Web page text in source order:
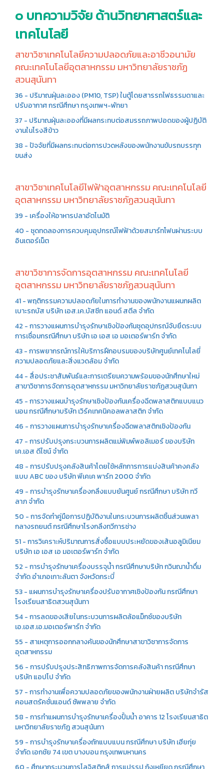
๐ บทความวิจัย ด้านวิทยาศาสตร์และ
เทคโนโลยี
สาขาวิชาเทคโนโลยีความปลอดภัยและอาชีวอนามัย
คณะเทคโนโลยีอุตสาหกรรม มหาวิทยาลัยราชภัฏ
สวนสุนันทา
36 - ปริมาณฝุ่นละออง (PM10, TSP) ในตู้โดยสารรถไฟธรรมดาและ
ปรับอากาศ กรณีศึกษา กรุงเทพฯ-พัทยา
37 - ปริมาณฝุ่นละอองที่มีผลกระทบต่อสมรรถภาพปอดของผู้ปฏิบัติ
งานในโรงสีข้าว
38 - ปัจจัยที่มีผลกระทบต่อการปวดหลังของพนักงานขับรถบรรทุก
ขนส่ง
สาขาวิชาเทคโนโลยีไฟฟ้าอุตสาหกรรม คณะเทคโนโลยี
อุตสาหกรรม มหาวิทยาลัยราชภัฏสวนสุนันทา
39 - เครื่องให้อาหารปลาอัตโนมัติ
40 - ชุดทดลองการควบคุมอุปกรณ์ไฟฟ้าด้วยสมาร์ทโฟนผ่านระบบ
อินเตอร์เน็ต
สาขาวิชาการจัดการอุตสาหกรรม คณะเทคโนโลยี
อุตสาหกรรม มหาวิทยาลัยราชภัฏสวนสุนันทา
41 - พฤติกรรมความปลอดภัยในการทำงานของพนักงานแผนกผลิต
เบาะรถบัส บริษัท เอส.เค.บัสซีท แอนด์ สตีล จำกัด
42 - การวางแผนการบำรุงรักษาเชิงป้องกันชุดอุปกรณ์จับยึดระบบ
การเชื่อมกรณีศึกษา บริษัท เอ เอส เอ มอเตอร์พาร์ท จำกัด
43 - การพยากรณ์การให้บริการฝึกอบรมของบริษัทศูนย์เทคโนโลยี่
ความปลอดภัยและสิ่งแวดล้อม จำกัด
44 - สื่อประชาสัมพันธ์และการเตรียมความพร้อมของนักศึกษาใหม่
สาขาวิชาการจัดการอุตสาหกรรม มหาวิทยาลัยราชภัฏสวนสุนันทา
45 - การวางแผนบำรุงรักษาเชิงป้องกันเครื่องฉีดพลาสติกแบบแนว
นอน กรณีศึกษาบริษัท เวิร์คเทคนิคอลพลาสติก จำกัด
46 - การวางแผนการบำรุงรักษาเครื่องฉีดพลาสติกเชิงป้องกัน
47 - การปรับปรุงกระบวนการผลิตแม่พิมพ์พอลิเมอร์ ของบริษัท
เค.เอส ดีไซน์ จำกัด
48 - การปรับปรุงคลังสินค้าโดยใช้หลักการการแบ่งสินค้าคงคลัง
แบบ ABC ของ บริษัท พีเคเค พาร์ท 2000 จำกัด
49 - การบำรุงรักษาเครื่องกลึงแบบยันศูนย์ กรณีศึกษา บริษัท ทวี
ลาภ จำกัด
50 - การจัดทำคู่มือการปฏิบัติงานในกระบวนการผลิตชิ้นส่วนเพลา
กลางรถยนต์ กรณีศึกษาโรงกลึงทวีการช่าง
51 - การวิเคราะห์ปริมาณการสั่งซื้อแบบประหยัดของเส้นอลูมิเนียม
บริษัท เอ เอส เอ มอเตอร์พาร์ท จำกัด
52 - การบำรุงรักษาเครื่องบรรจุน้ำ กรณีศึกษาบริษัท กวินณาน้ำดื่ม
จำกัด อำเภอเกาะลันตา จังหวัดกระบี่
53 - แผนการบำรุงรักษาเครื่องปรับอากาศเชิงป้องกัน กรณีศึกษา
โรงเรียนสาธิตสวนสุนันทา
54 - การลดของเสียในกระบวนการผลิตล้อแม็กซ์ของบริษัท
เอ.เอส.เอ.มอเตอร์พาร์ท จำกัด
55 - สาเหตุการออกกลางคันของนักศึกษาสาขาวิชาการจัดการ
อุตสาหกรรม
56 - การปรับปรุงประสิทธิภาพการจัดการคลังสินค้า กรณีศึกษา
บริษัท แอปโป จำกัด
57 - การทำงานเพื่อความปลอดภัยของพนักงานฝ่ายผลิต บริษัทจำรัส
คอนสตรัคชั่นแอนด์ ซัพพลาย จำกัด
58 - การทำแผนการบำรุงรักษาเครื่องปั้มน้ำ อาคาร 12 โรงเรียนสาธิต
มหาวิทยาลัยราชภัฎ สวนสุนันทา
59 - การบำรุงรักษาเครื่องถักแบบแบน กรณีศึกษา บริษัท เฮียกุ่ย
จำกัด เอกชัย 74 เขต บางบอน กรุงเทพมหานคร